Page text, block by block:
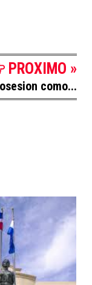
PROXIMO »
como...